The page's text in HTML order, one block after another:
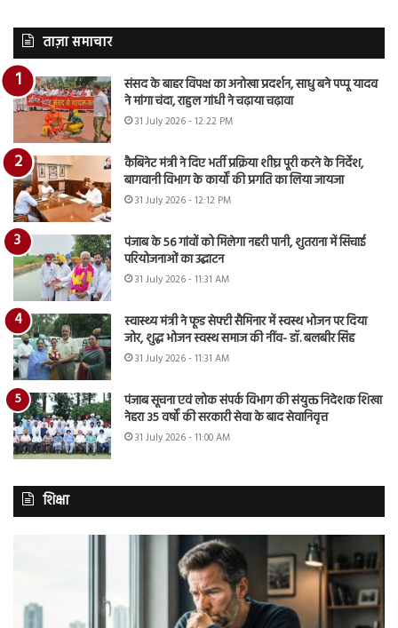
ताज़ा समाचार
संसद के बाहर विपक्ष का अनोखा प्रदर्शन, साधु बने पप्पू यादव
ने मांगा चंदा, राहुल गांधी ने चढ़ाया चढ़ावा
31 July 2026 - 12:22 PM
कैबिनेट मंत्री ने दिए भर्ती प्रक्रिया शीघ्र पूरी करने के निर्देश,
बागवानी विभाग के कार्यों की प्रगति का लिया जायजा
31 July 2026 - 12:12 PM
पंजाब के 56 गांवों को मिलेगा नहरी पानी, शुतराना में सिंचाई
परियोजनाओं का उद्घाटन
31 July 2026 - 11:31 AM
स्वास्थ्य मंत्री ने फूड सेफ्टी सैमिनार में स्वस्थ भोजन पर दिया
जोर, शुद्ध भोजन स्वस्थ समाज की नींव- डॉ. बलबीर सिंह
31 July 2026 - 11:31 AM
पंजाब सूचना एवं लोक संपर्क विभाग की संयुक्त निदेशक शिखा
नेहरा 35 वर्षों की सरकारी सेवा के बाद सेवानिवृत्त
31 July 2026 - 11:00 AM
शिक्षा